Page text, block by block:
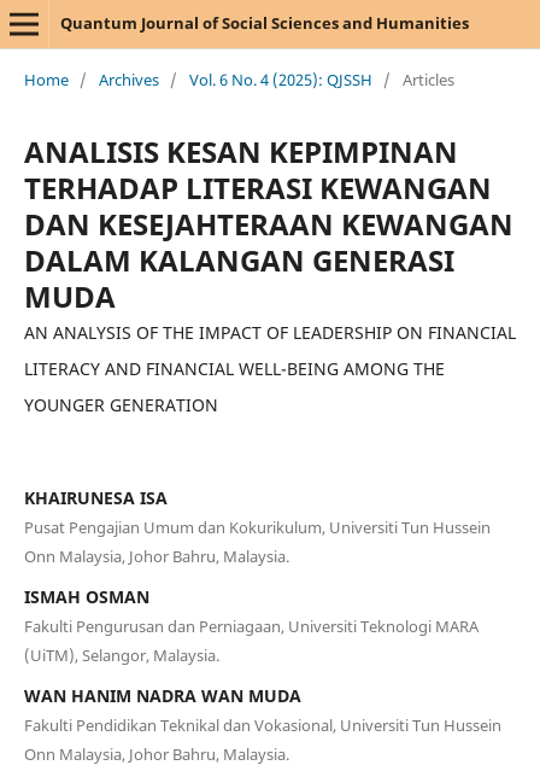
Quantum Journal of Social Sciences and Humanities
Home / Archives / Vol. 6 No. 4 (2025): QJSSH / Articles
ANALISIS KESAN KEPIMPINAN
TERHADAP LITERASI KEWANGAN
DAN KESEJAHTERAAN KEWANGAN
DALAM KALANGAN GENERASI
MUDA
AN ANALYSIS OF THE IMPACT OF LEADERSHIP ON FINANCIAL
LITERACY AND FINANCIAL WELL-BEING AMONG THE
YOUNGER GENERATION
KHAIRUNESA ISA
Pusat Pengajian Umum dan Kokurikulum, Universiti Tun Hussein
Onn Malaysia, Johor Bahru, Malaysia.
ISMAH OSMAN
Fakulti Pengurusan dan Perniagaan, Universiti Teknologi MARA
(UiTM), Selangor, Malaysia.
WAN HANIM NADRA WAN MUDA
Fakulti Pendidikan Teknikal dan Vokasional, Universiti Tun Hussein
Onn Malaysia, Johor Bahru, Malaysia.